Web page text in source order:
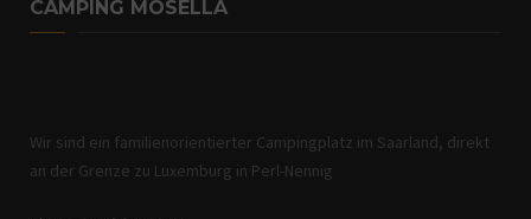
CAMPING MOSELLA
Wir sind ein familienorientierter Campingplatz im Saarland, direkt
an der Grenze zu Luxemburg in Perl-Nennig